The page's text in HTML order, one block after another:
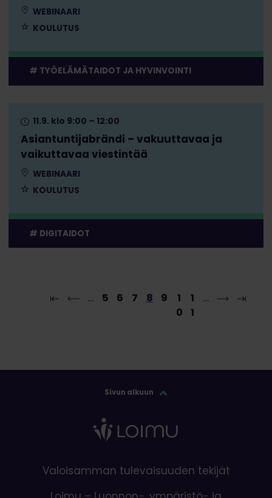
WEBINAARI
KOULUTUS
TYÖELÄMÄTAIDOT JA HYVINVOINTI
Asiantuntijabrändi – vakuuttavaa ja
vaikuttavaa viestintää
11.9. klo 9:00 – 12:00
WEBINAARI
KOULUTUS
DIGITAIDOT
… 5 6 7 8 9
1
0
1
1
…
Sivun alkuun
Valoisamman tulevaisuuden tekijät